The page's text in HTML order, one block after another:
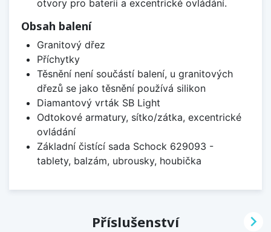
otvory pro baterii a excentrické ovládání.
Obsah balení
Granitový dřez
Příchytky
Těsnění není součástí balení, u granitových
dřezů se jako těsnění používá silikon
Diamantový vrták SB Light
Odtokové armatury, sítko/zátka, excentrické
ovládání
Základní čistící sada Schock 629093 -
tablety, balzám, ubrousky, houbička
Příslušenství 